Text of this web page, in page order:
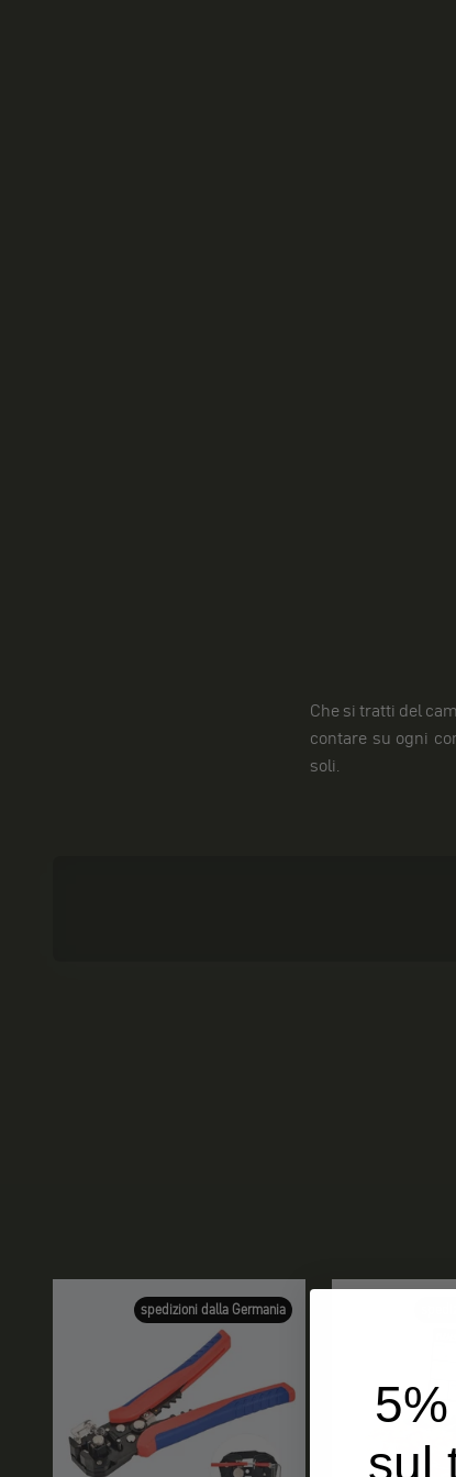
Che si tratti del
contare su ogni
soli.
spedizioni dalla Germania
sul